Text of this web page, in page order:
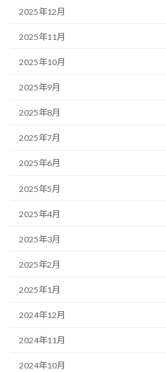
2025年12月
2025年11月
2025年10月
2025年9月
2025年8月
2025年7月
2025年6月
2025年5月
2025年4月
2025年3月
2025年2月
2025年1月
2024年12月
2024年11月
2024年10月